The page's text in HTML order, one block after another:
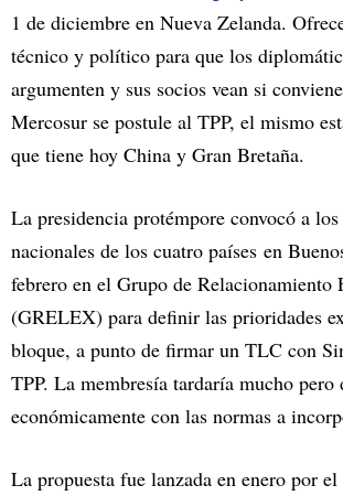
1 de diciembre en Nueva Zelanda.
técnico y político para que los
argumenten y sus socios vean si
Mercosur se postule al TPP, el mismo
que tiene hoy China y Gran Bretaña.
La presidencia protémpore convocó a
nacionales de los cuatro países en
febrero en el Grupo de Relacionamiento
(GRELEX) para definir las prioridades
bloque, a punto de firmar un TLC con
TPP. La membresía tardaría mucho
económicamente con las normas a
La propuesta fue lanzada en enero por